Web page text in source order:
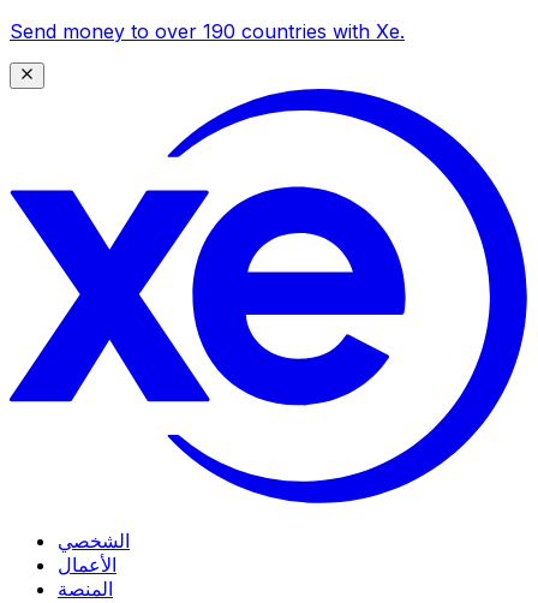
Send money to over 190 countries with Xe.
الشخصي
الأعمال
المنصة